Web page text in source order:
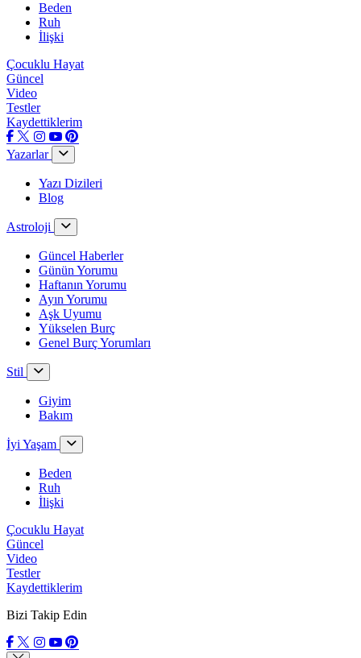
Beden
Ruh
İlişki
Çocuklu Hayat
Güncel
Video
Testler
Kaydettiklerim
Yazarlar
Yazı Dizileri
Blog
Astroloji
Güncel Haberler
Günün Yorumu
Haftanın Yorumu
Ayın Yorumu
Aşk Uyumu
Yükselen Burç
Genel Burç Yorumları
Stil
Giyim
Bakım
İyi Yaşam
Beden
Ruh
İlişki
Çocuklu Hayat
Güncel
Video
Testler
Kaydettiklerim
Bizi Takip Edin